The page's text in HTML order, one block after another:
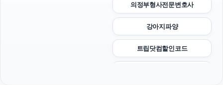
의정부형사전문변호사
강아지파양
트립닷컴할인코드